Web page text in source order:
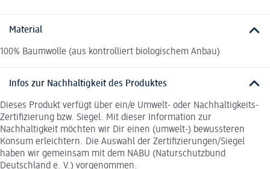
Material
100% Baumwolle (aus kontrolliert biologischem Anbau)
Infos zur Nachhaltigkeit des Produktes
Dieses Produkt verfügt über ein/e Umwelt- oder Nachhaltigkeits-
Zertifizierung bzw. Siegel. Mit dieser Information zur
Nachhaltigkeit möchten wir Dir einen (umwelt-) bewussteren
Konsum erleichtern. Die Auswahl der Zertifizierungen/Siegel
haben wir gemeinsam mit dem NABU (Naturschutzbund
Deutschland e. V.) vorgenommen.